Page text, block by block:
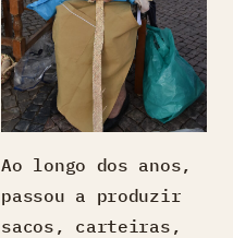
Ao longo dos anos,
passou a produzir
sacos, carteiras,